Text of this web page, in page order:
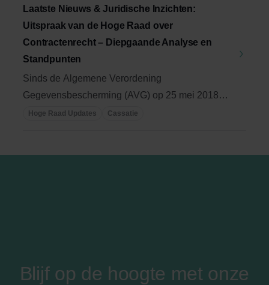
Laatste Nieuws & Juridische Inzichten:
Uitspraak van de Hoge Raad over
Contractenrecht – Diepgaande Analyse en
Standpunten
Sinds de Algemene Verordening
Gegevensbescherming (AVG) op 25 mei 2018
van kracht is geworden, zijn ...
Hoge Raad Updates Cassatie
Blijf op de hoogte met onze